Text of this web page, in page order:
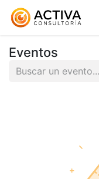
Eventos